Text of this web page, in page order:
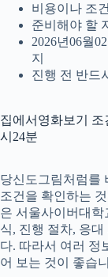
비용이나 조
준비해야 할
2026년06월
지
진행 전 반드
집에서영화보기 조
시24분
당신도그림처럼를
조건을 확인하는
은 서울사이버대
식, 진행 절차, 응
다. 따라서 여러 정
어 보는 것이 좋습